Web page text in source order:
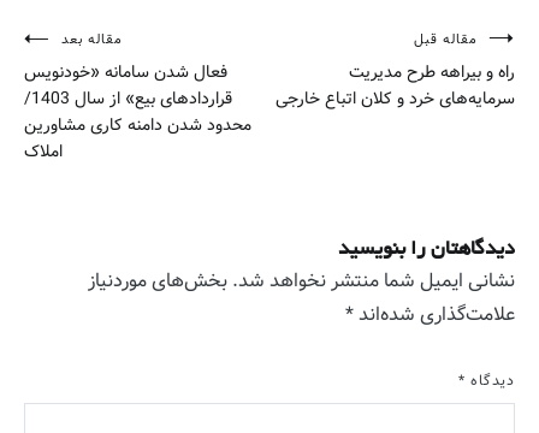
راهبری
نوشته
مقاله قبل
راه و بیراهه طرح مدیریت
سرمایه‌های خرد و کلان اتباع خارجی
مقاله بعد
فعال شدن سامانه «خودنویس
قراردادهای بیع» از سال 1403/
محدود شدن دامنه کاری مشاورین
املاک
دیدگاهتان را بنویسید
نشانی ایمیل شما منتشر نخواهد شد. بخش‌های موردنیاز
علامت‌گذاری شده‌اند*
دیدگاه *